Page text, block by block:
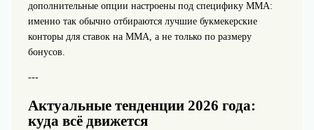
дополнительные опции настроены под специфику MMA:
именно так обычно отбираются лучшие букмекерские
конторы для ставок на MMA, а не только по размеру
бонусов.
---
Актуальные тенденции 2026 года:
куда всё движется